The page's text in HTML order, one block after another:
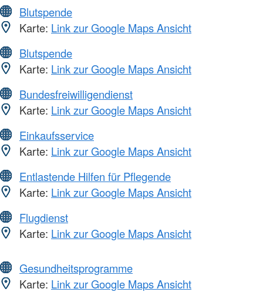
Blutspende
Karte: Link zur Google Maps Ansicht
Blutspende
Karte: Link zur Google Maps Ansicht
Bundesfreiwilligendienst
Karte: Link zur Google Maps Ansicht
Einkaufsservice
Karte: Link zur Google Maps Ansicht
Entlastende Hilfen für Pflegende
Karte: Link zur Google Maps Ansicht
Flugdienst
Karte: Link zur Google Maps Ansicht
Gesundheitsprogramme
Karte: Link zur Google Maps Ansicht